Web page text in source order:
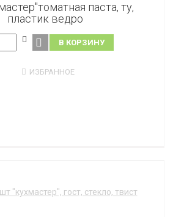
паста, ту,
пластик ведро
В КОРЗИНУ
ИЗБРАННОЕ